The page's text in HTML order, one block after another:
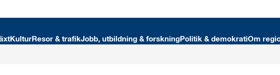
KulturResor & trafikJobb, utbildning & forskningPolitik & demokratiOm